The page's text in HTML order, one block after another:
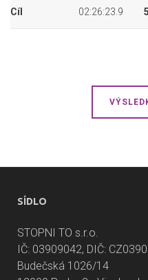
Cíl 02:26:23.9
SÍDLO
STOPNI TO s.r.o.
IČ: 03909042, DIČ:
Budečská 1026/14